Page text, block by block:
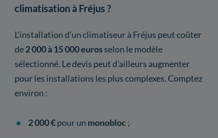
climatisation à Fréjus ?
L'installation d'un climatiseur à Fréjus peut coûter
de2 000 à 15 000 euros selon le modèle
sélectionné. Le devis peut d'ailleurs augmenter
pour les installations les plus complexes. Comptez
environ :
2 000 €pour un monobloc ;